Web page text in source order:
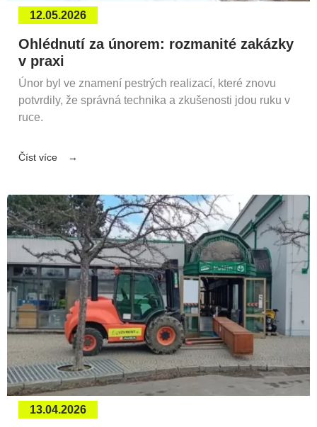
12.05.2026
Ohlédnutí za únorem: rozmanité zakázky
v praxi
Únor byl ve znamení pestrých realizací, které znovu
potvrdily, že správná technika a zkušenosti jdou ruku v
ruce.
Číst více
13.04.2026